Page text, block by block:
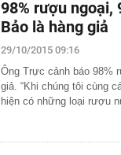
98% rượu ngoại,
Bảo là hàng giả
29/10/2015 09:16
Ông Trực cảnh báo 98%
giả. “Khi chúng tôi cùng
hiện có những loại rượu